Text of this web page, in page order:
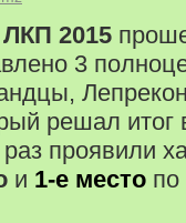
2015
3
решал итог
проявили
и 1-е место по